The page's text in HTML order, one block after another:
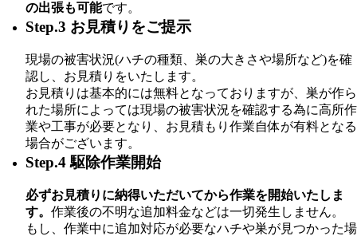
の出張も可能です。
Step.3 お見積りをご提示
現場の被害状況(ハチの種類、巣の大きさや場所など)を確
認し、お見積りをいたします。
お見積りは基本的には無料となっておりますが、巣が作ら
れた場所によっては現場の被害状況を確認する為に高所作
業や工事が必要となり、お見積もり作業自体が有料となる
場合がございます。
Step.4 駆除作業開始
必ずお見積りに納得いただいてから作業を開始いたしま
す。 作業後の不明な追加料金などは一切発生しません。
もし、作業中に追加対応が必要なハチや巣が見つかった場